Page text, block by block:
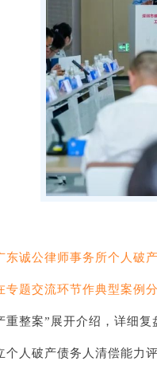
东诚公律师事务所个人破
专题交流环节作典型案例分
重整案”展开介绍，详细
个人破产债务人清偿能力